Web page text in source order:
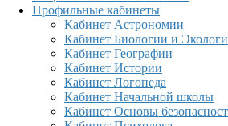
Профильные кабинеты
Кабинет Астрономии
Кабинет Биологии и
Кабинет Географии
Кабинет Истории
Кабинет Логопеда
Кабинет Начальной школы
Кабинет Основы